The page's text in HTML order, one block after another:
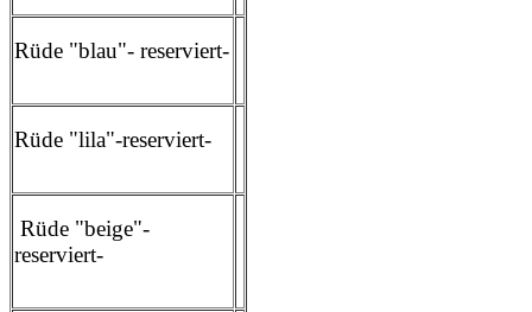
Rüde "blau"- reserviert-
Rüde "lila"-reserviert-
Rüde "beige"-
reserviert-